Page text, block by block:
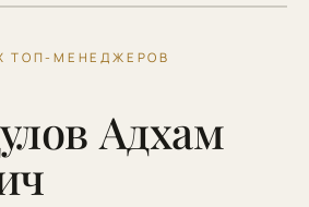
ТОП-МЕНЕДЖЕРОВ
Адхам